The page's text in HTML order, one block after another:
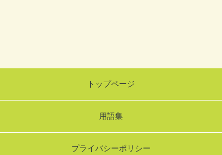
トップページ
用語集
プライバシーポリシー